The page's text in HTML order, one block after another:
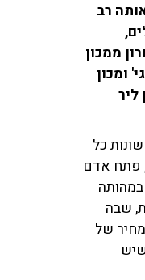
רב
אורון ממכון
ומכון
ליר
כל
פתח אדם
במהותה
שבה
של